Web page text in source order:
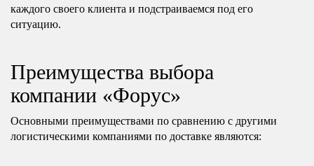
каждого своего клиента и подстраиваемся под его
ситуацию.
Преимущества выбора
компании «Форус»
Основными преимуществами по сравнению с другими
логистическими компаниями по доставке являются: